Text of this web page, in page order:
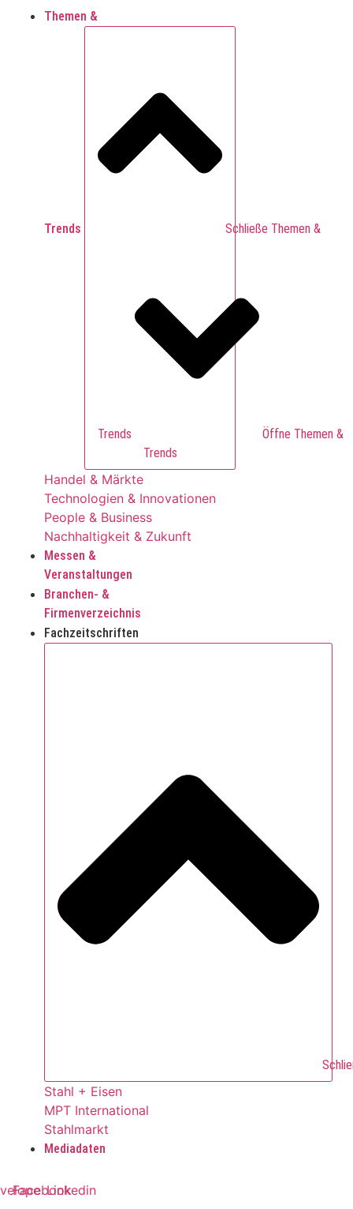
Themen &
Trends
Trends
Trends
Handel & Märkte
Technologien & Innovationen
People & Business
Nachhaltigkeit & Zukunft
Messen &
Veranstaltungen
Branchen- &
Firmenverzeichnis
Fachzeitschriften
Stahl + Eisen
MPT International
Stahlmarkt
Mediadaten
FacebookLinkedin